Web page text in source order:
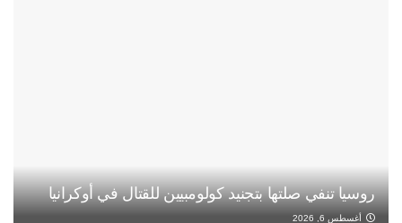
روسيا تنفي صلتها بتجنيد كولومبيين للقتال في أوكرانيا
أغسطس 6, 2026